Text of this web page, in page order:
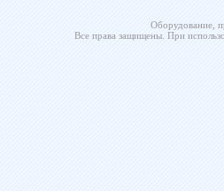
Оборудование,
Все права защищены. При